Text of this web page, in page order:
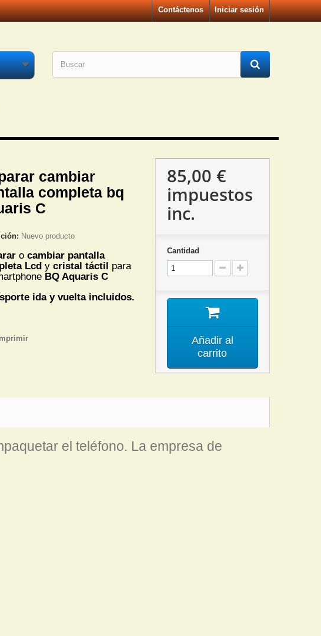
Iniciar sesión
Contáctenos
cambiar
completa bq
C
Nuevo producto
o cambiar pantalla
Lcd y cristal táctil para
BQ Aquaris C
ida y vuelta incluidos.
Imprimir
85,00 €
impuestos
inc.
Cantidad
Añadir al
carrito
el teléfono. La empresa de